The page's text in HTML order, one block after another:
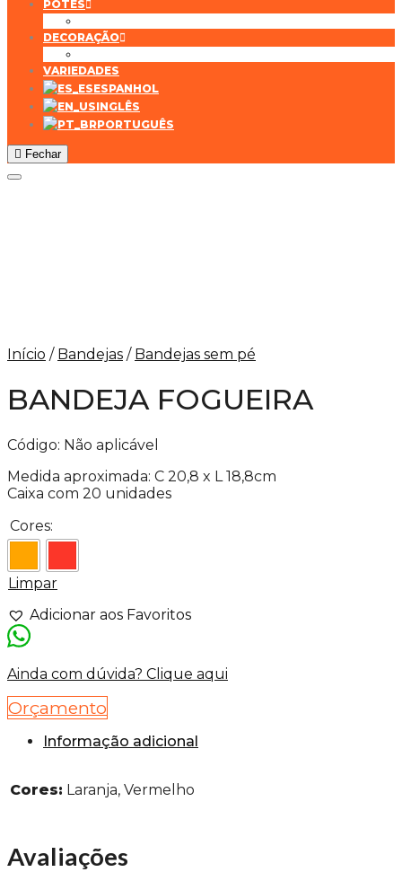
POTES
DECORAÇÃO
VARIEDADES
ESPANHOL
INGLÊS
PORTUGUÊS
Fechar
Início / Bandejas / Bandejas sem pé
BANDEJA FOGUEIRA
Código: Não aplicável
Medida aproximada: C 20,8 x L 18,8cm
Caixa com 20 unidades
Cores:
Limpar
Adicionar aos Favoritos
Ainda com dúvida? Clique aqui
Orçamento
Informação adicional
Cores: Laranja, Vermelho
Avaliações